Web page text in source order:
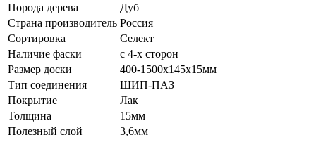
Порода дерева
Дуб
Страна производитель Россия
Сортировка
Селект
Наличие фаски
с 4-х сторон
Размер доски
400-1500х145х15мм
Тип соединения
ШИП-ПАЗ
Покрытие
Лак
Толщина
15мм
Полезный слой
3,6мм